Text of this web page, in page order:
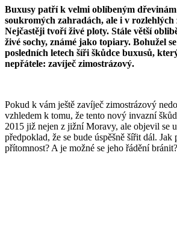
Buxusy patří k velmi oblíbeným
soukromých zahradách, ale i v
Nejčastěji tvoří živé ploty. Stále větší
živé sochy, známé jako topiary. Bohužel
posledních letech šíři škůdce buxusů,
nepřátele: zavíječ zimostrázový.
Pokud k vám ještě zavíječ zimostrázový
vzhledem k tomu, že tento nový invazní
2015 již nejen z jižní Moravy, ale objevil se
předpoklad, že se bude úspěšně šířit dál. Jak
přítomnost? A je možné se jeho řádění bránit?